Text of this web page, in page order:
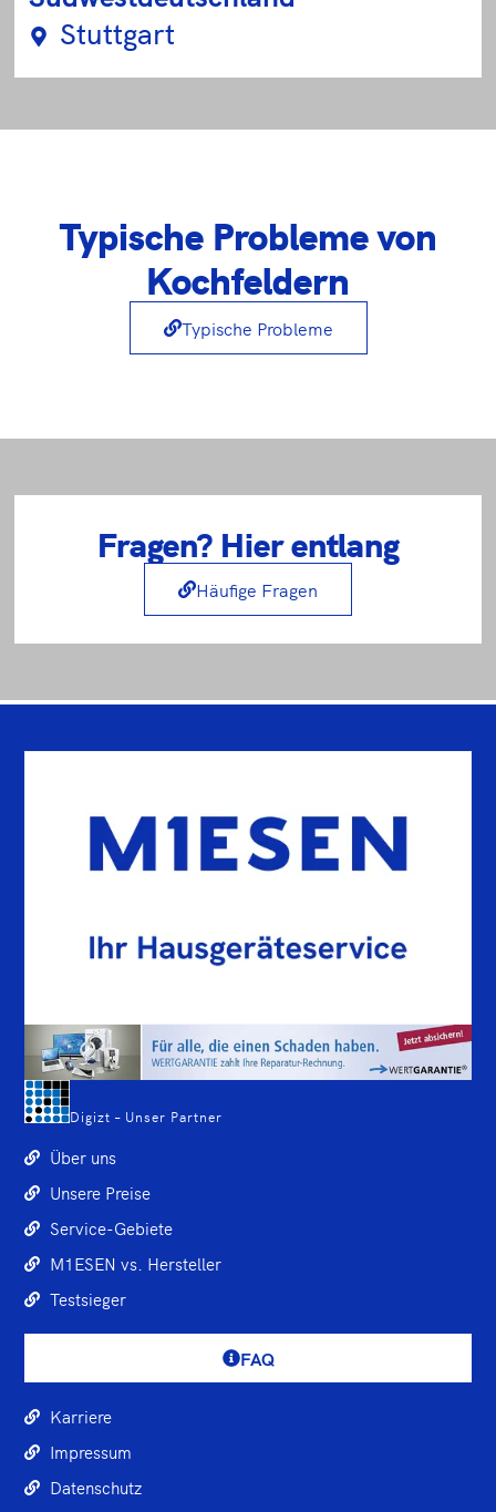
Stuttgart
Typische Probleme von
Kochfeldern
Typische Probleme
Fragen? Hier entlang
Häufige Fragen
Digizt – Unser Partner
Über uns
Unsere Preise
Service-Gebiete
M1ESEN vs. Hersteller
Testsieger
FAQ
Karriere
Impressum
Datenschutz